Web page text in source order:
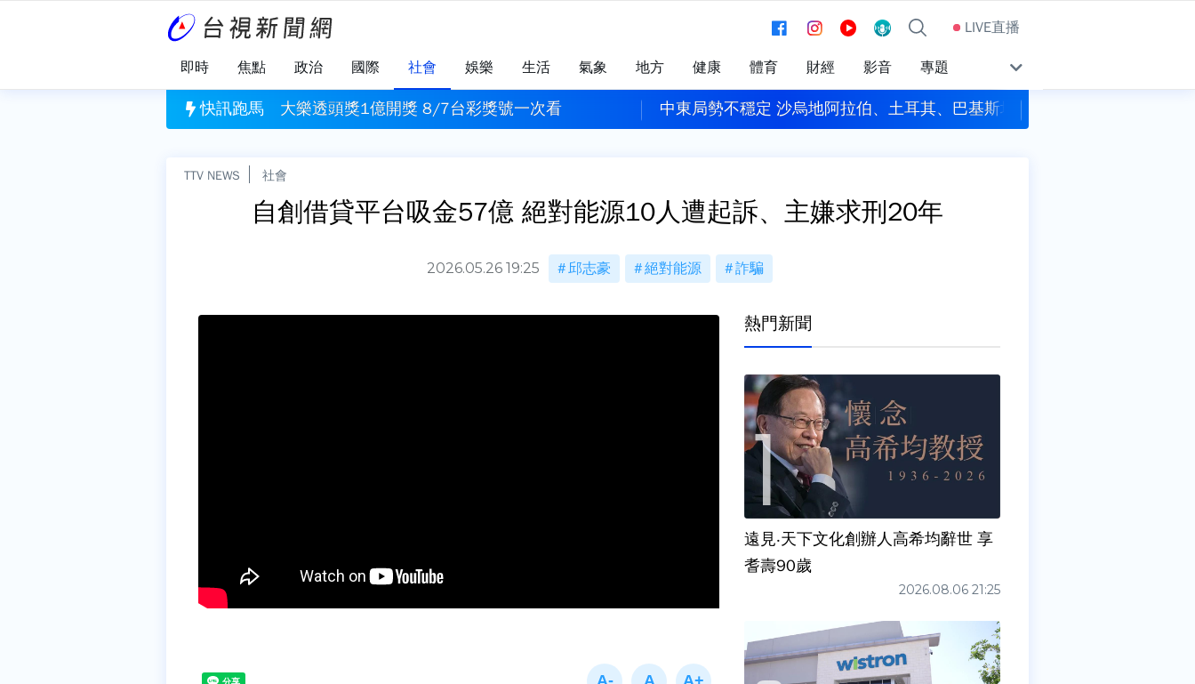
LIVE直播
即時 焦點 政治 國際 社會 娛樂 生活 氣象 地方 健康 體育 財經 影音 專題
快訊跑馬 中東局勢不穩定 沙烏地阿拉伯、土耳其、巴基斯坦簽署共同防禦條約今彩539頭獎開4注獎落這4縣市！ 每人抱走6百萬元
TTV NEWS 社會
自創借貸平台吸金57億 絕對能源10人遭起訴、主嫌求刑20年
2026.05.26 19:25 邱志豪 絕對能源 詐騙
熱門新聞
遠見‧天下文化創辦人高希均辭世 享
耆壽90歲
2026.08.06 21:25